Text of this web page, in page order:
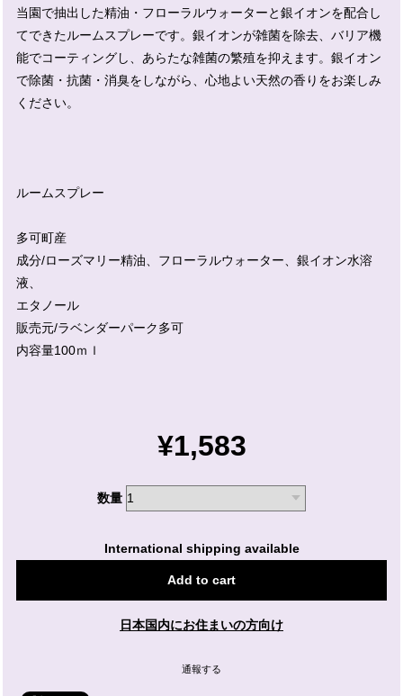
当園で抽出した精油・フローラルウォーターと銀イオンを配合し
てできたルームスプレーです。銀イオンが雑菌を除去、バリア機
能でコーティングし、あらたな雑菌の繁殖を抑えます。銀イオン
で除菌・抗菌・消臭をしながら、心地よい天然の香りをお楽しみ
ください。
ルームスプレー
多可町産
成分/ローズマリー精油、フローラルウォーター、銀イオン水溶
液、
エタノール
販売元/ラベンダーパーク多可
内容量100ｍｌ
¥1,583
数量
International shipping available
Add to cart
日本国内にお住まいの方向け
通報する